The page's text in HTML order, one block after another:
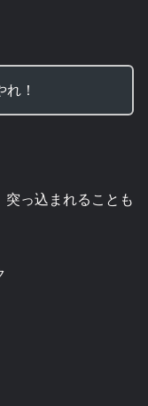
！
っ込まれることも